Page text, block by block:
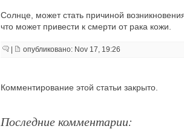
Солнце, может стать причиной
что может привести к смерти от рака кожи.
опубликовано: Nov 17, 19:26
Комментирование этой статьи закрыто.
Последние комментарии: